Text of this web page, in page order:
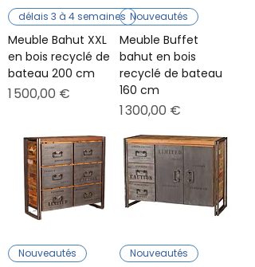
délais 3 à 4 semaines
Meuble Bahut XXL
en bois recyclé de
bateau 200 cm
Prix
1 500,00 €
Nouveautés
Meuble Buffet
bahut en bois
recyclé de bateau
160 cm
Prix
1 300,00 €
Nouveautés Nouveautés